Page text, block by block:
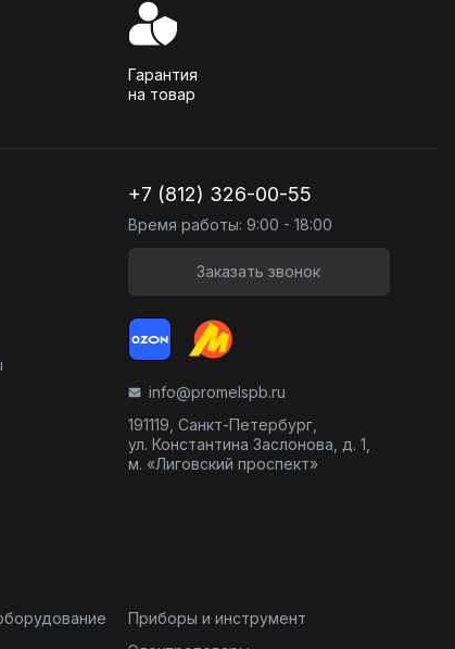
Гарантия
на товар
+7 (812) 326-00-55
Время работы: 9:00 - 18:00
Заказать звонок
info@promelspb.ru
191119, Санкт-Петербург,
ул. Константина Заслонова, д. 1,
м. «Лиговский проспект»
Приборы и инструмент